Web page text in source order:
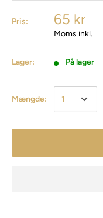
Pris: 65 kr
Moms inkl.
Lager: På lager
Mængde: